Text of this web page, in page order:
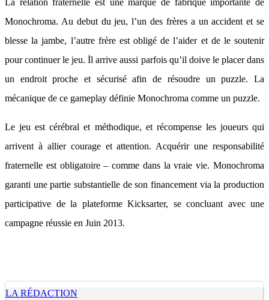
La relation fraternelle est une marque de fabrique importante de
Monochroma. Au debut du jeu, l’un des frères a un accident et se
blesse la jambe, l’autre frère est obligé de l’aider et de le soutenir
pour continuer le jeu. İl arrive aussi parfois qu’il doive le placer dans
un endroit proche et sécurisé afin de résoudre un puzzle. La
mécanique de ce gameplay définie Monochroma comme un puzzle.
Le jeu est cérébral et méthodique, et récompense les joueurs qui
arrivent à allier courage et attention. Acquérir une responsabilité
fraternelle est obligatoire – comme dans la vraie vie. Monochroma
garanti une partie substantielle de son financement via la production
participative de la plateforme Kicksarter, se concluant avec une
campagne réussie en Juin 2013.
LA RÉDACTION